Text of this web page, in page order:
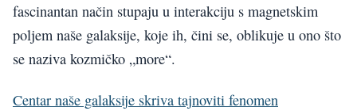
fascinantan način stupaju u interakciju s magnetskim
poljem naše galaksije, koje ih, čini se, oblikuje u ono što
se naziva kozmičko „more“.
Centar naše galaksije skriva tajnoviti fenomen